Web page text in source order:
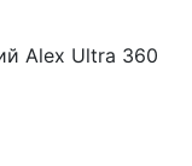
Alex Ultra 360